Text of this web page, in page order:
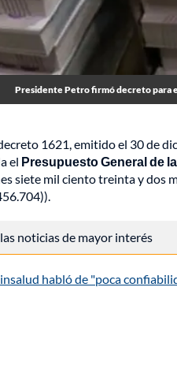
Presidente Petro firmó decreto para
1621, emitido el 30 de
el Presupuesto General de
siete mil ciento treinta y dos
noticias de mayor interés
habló de "poca